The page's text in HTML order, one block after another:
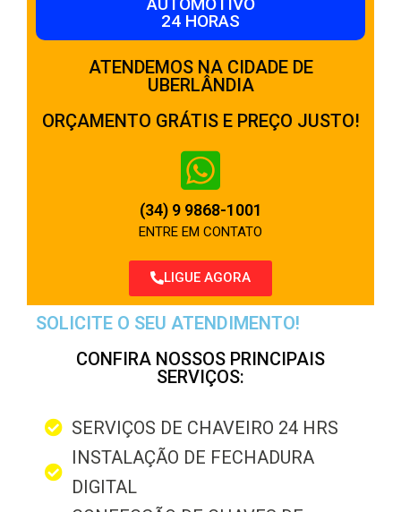
24 HORAS
ATENDEMOS NA CIDADE DE
UBERLÂNDIA
ORÇAMENTO GRÁTIS E PREÇO JUSTO!
(34) 9 9868-1001
ENTRE EM CONTATO
LIGUE AGORA
SOLICITE O SEU ATENDIMENTO!
CONFIRA NOSSOS PRINCIPAIS
SERVIÇOS:
SERVIÇOS DE CHAVEIRO 24 HRS
INSTALAÇÃO DE FECHADURA
DIGITAL